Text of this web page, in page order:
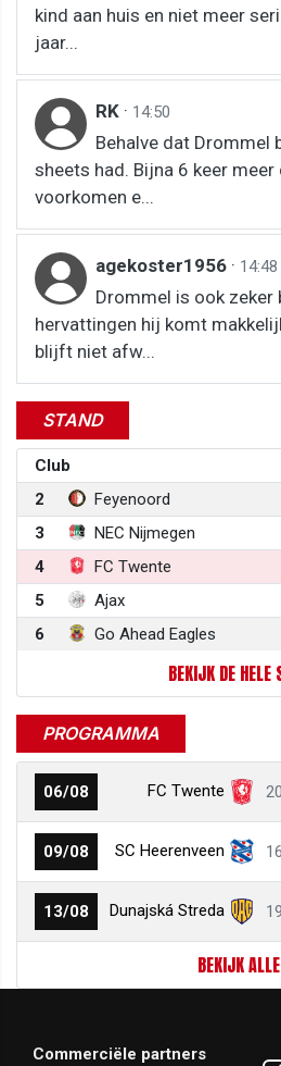
kind aan huis en niet meer
jaar...
RK · 14:50
Behalve dat Drommel
sheets had. Bijna 6 keer
voorkomen e...
agekoster1956 · 14:48
Drommel is ook zeker
hervattingen hij komt
blijft niet afw...
STAND
Club
2
Feyenoord
3
NEC Nijmegen
4
FC Twente
5
Ajax
6
Go Ahead Eagles
BEKIJK DE HELE
PROGRAMMA
06/08 FC Twente
09/08 SC Heerenveen
13/08 Dunajská Streda
BEKIJK
Commerciële partners